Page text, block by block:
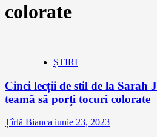
colorate
ȘTIRI
Cinci lecții de stil de la Sarah
teamă să porți tocuri colorate
Țîrlă Bianca iunie 23, 2023